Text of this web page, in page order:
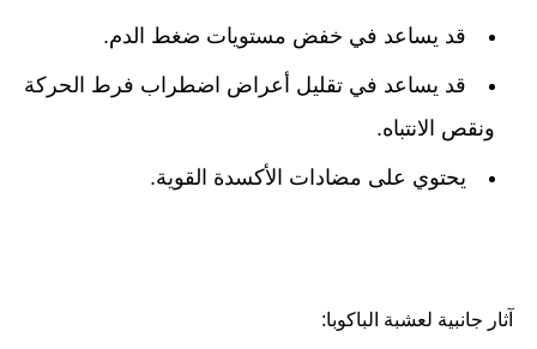
قد يساعد في خفض مستويات ضغط الدم.
قد يساعد في تقليل أعراض اضطراب فرط الحركة
ونقص الانتباه.
يحتوي على مضادات الأكسدة القوية.
آثار جانبية لعشبة الباكوبا: